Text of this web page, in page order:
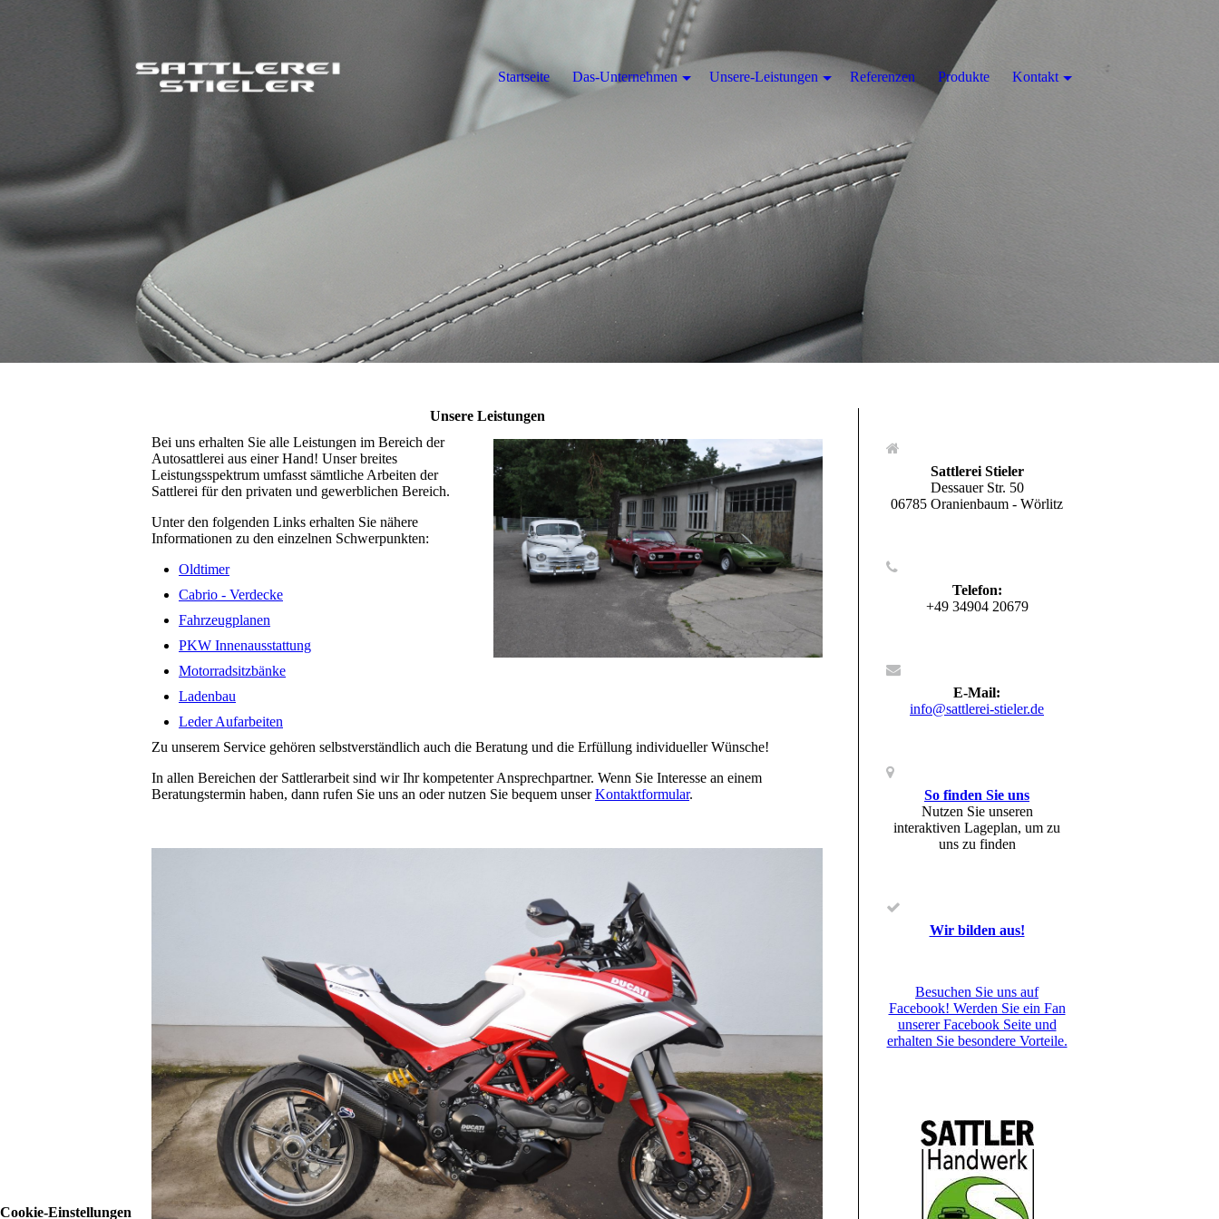
Unsere Leistungen
Bei uns erhalten Sie alle Leistungen im Bereich der
Autosattlerei aus einer Hand! Unser breites
Leistungsspektrum umfasst sämtliche Arbeiten der
Sattlerei für den privaten und gewerblichen Bereich.
Unter den folgenden Links erhalten Sie nähere
Informationen zu den einzelnen Schwerpunkten:
Oldtimer
Cabrio - Verdecke
Fahrzeugplanen
PKW Innenausstattung
Motorradsitzbänke
Ladenbau
Leder Aufarbeiten
Zu unserem Service gehören selbstverständlich auch die Beratung und die Erfüllung individueller Wünsche!
In allen Bereichen der Sattlerarbeit sind wir Ihr kompetenter Ansprechpartner. Wenn Sie Interesse an einem
Beratungstermin haben, dann rufen Sie uns an oder nutzen Sie bequem unserKontaktformular.
Sattlerei Stieler
Dessauer Str. 50
06785 Oranienbaum - Wörlitz
Telefon:
+49 34904 20679
E-Mail:
info@sattlerei-stieler.de
So finden Sie uns
Nutzen Sie unseren
interaktiven La­ge­plan, um zu
uns zu finden
Wir bilden aus!
Besuchen Sie uns auf
Facebook! Werden Sie ein Fan
unserer Facebook Seite und
erhalten Sie besondere Vorteile.
Startseite Das-Unternehmen Unsere-Leistungen Referenzen Produkte Kontakt
Cookie-Einstellungen